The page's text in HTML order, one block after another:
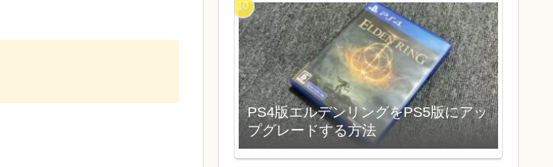
PS4版エルデンリングをPS5版にアッ
プグレードする方法